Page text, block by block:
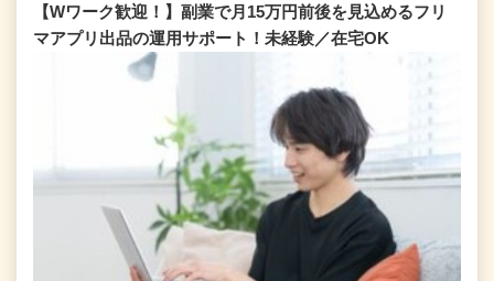
【Wワーク歓迎！】副業で月15万円前後を見込めるフリ
マアプリ出品の運用サポート！未経験／在宅OK